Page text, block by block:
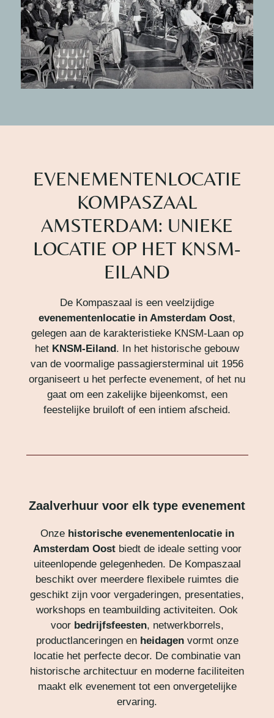
EVENEMENTENLOCATIE
KOMPASZAAL
AMSTERDAM: UNIEKE
LOCATIE OP HET KNSM-
EILAND
De Kompaszaal is een veelzijdige
evenementenlocatie in Amsterdam Oost,
gelegen aan de karakteristieke KNSM-Laan op
het KNSM-Eiland . In het historische gebouw
van de voormalige passagiersterminal uit 1956
organiseert u het perfecte evenement, of het nu
gaat om een zakelijke bijeenkomst, een
feestelijke bruiloft of een intiem afscheid.
Zaalverhuur voor elk type evenement
Onze historische evenementenlocatie in
Amsterdam Oostbiedt de ideale setting voor
uiteenlopende gelegenheden. De Kompaszaal
beschikt over meerdere flexibele ruimtes die
geschikt zijn voor vergaderingen, presentaties,
workshops en teambuilding activiteiten. Ook
voor bedrijfsfeesten, netwerkborrels,
productlanceringen en heidagenvormt onze
locatie het perfecte decor. De combinatie van
historische architectuur en moderne faciliteiten
maakt elk evenement tot een onvergetelijke
ervaring.